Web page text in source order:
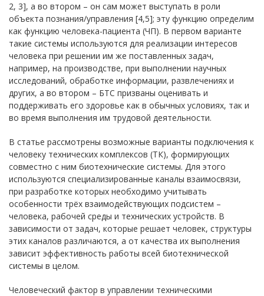
2, 3], а во втором – он сам может выступать в роли
объекта познания/управления [4,5]; эту функцию определим
как функцию человека-пациента (ЧП). В первом варианте
такие системы используются для реализации интересов
человека при решении им же поставленных задач,
например, на производстве, при выполнении научных
исследований, обработке информации, развлечениях и
других, а во втором – БТС призваны оценивать и
поддерживать его здоровье как в обычных условиях, так и
во время выполнения им трудовой деятельности.
В статье рассмотрены возможные варианты подключения к
человеку технических комплексов (ТК), формирующих
совместно с ним биотехнические системы. Для этого
используются специализированные каналы взаимосвязи,
при разработке которых необходимо учитывать
особенности трёх взаимодействующих подсистем –
человека, рабочей среды и технических устройств. В
зависимости от задач, которые решает человек, структуры
этих каналов различаются, а от качества их выполнения
зависит эффективность работы всей биотехнической
системы в целом.
Человеческий фактор в управлении техническими